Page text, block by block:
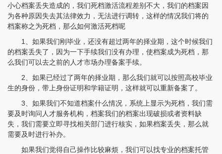
小心档案丢失造成的，我们死档激活流程差别不大，我们的档案因
为各种原因失去其法律效力，无法进行调转，这样的情况我们将的
档案称之为死档，那么如何激活死档呢
1、如果我们刚毕业，还没有超过两年的择业期，这个时候我们
的档案丢失了，因为一下手续我们没有办理，使档案成为死档，那
么我们可以去之前的人才市场办理备案手续。
2、如果已经过了两年的择业期，那么我们就可以按照高校毕业
生的身份，带上身份证明和学籍证明，这样就可以重新备案了。
3、如果我们不知道档案什么情况，系统上显示为死档，我们需
要及时询问人才服务机构，档案我们的档案出现破损或者资料缺
失，我们需要立即寻找相关部门进行核实，如果档案丢失，那么就
需要及时进行补办。
如果我们觉得自己操作比较麻烦，我们可以找专业的档案托管
程女士 134****3518 【申请成功】
王小姐 181****2354 【申请成功】
陈先生 158****3306